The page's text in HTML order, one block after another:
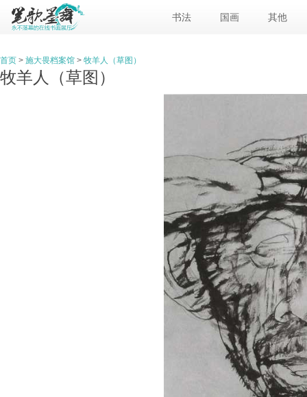
书法 国画 其他
首页 > 施大畏档案馆 > 牧羊人（草图）
牧羊人（草图）